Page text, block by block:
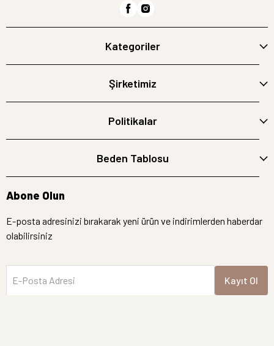
Kategoriler
Şirketimiz
Politikalar
Beden Tablosu
Abone Olun
E-posta adresinizi bırakarak yeni ürün ve indirimlerden haberdar
olabilirsiniz
E-Posta Adresi Kayıt Ol